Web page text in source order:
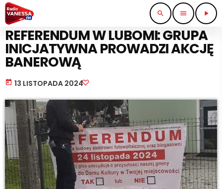
search menu play_arrow
PRACA I BIZNES
REFERENDUM W LUBOMI: GRUPA
INICJATYWNA PROWADZI AKCJĘ
BANEROWĄ
today 13 LISTOPADA 2024